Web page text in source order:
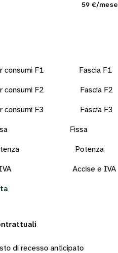
59 €/mese
consumi F1 Fascia F1
consumi F2 Fascia F2
consumi F3 Fascia F3
Fissa
Potenza
Accise e IVA
di recesso anticipato